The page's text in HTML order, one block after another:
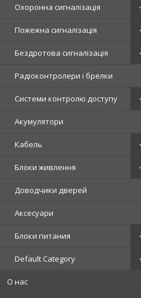
Охоронна сигналізація
Пожежна сигналізація
Бездротова сигналізація
Радіоконтролери і брелки
Системи контролю доступу
Акумулятори
Кабель
Блоки живлення
Доводчики дверей
Аксесуари
Блоки питания
Default Category
О нас